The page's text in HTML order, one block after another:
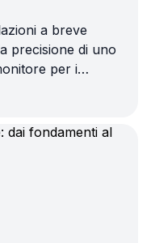
a breve
precisione di uno
per i
strumenti di